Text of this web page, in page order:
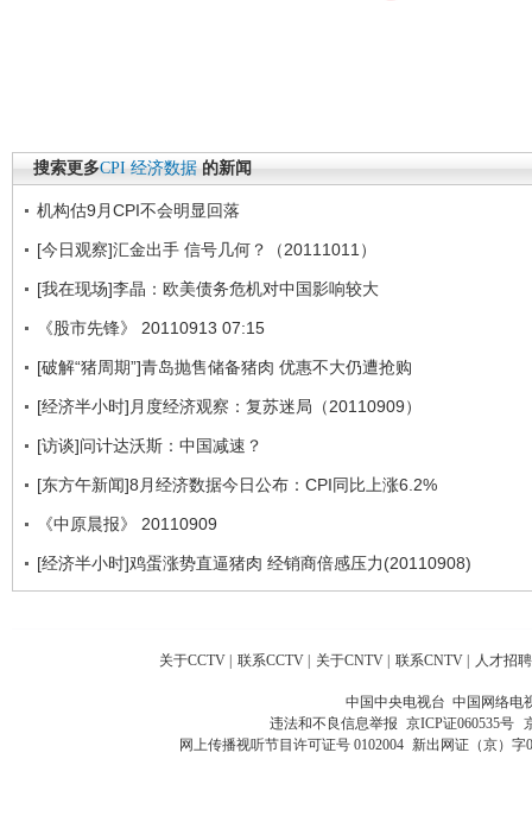
搜索更多CPI 经济数据 的新闻
机构估9月CPI不会明显回落
[今日观察]汇金出手 信号几何？（20111011）
[我在现场]李晶：欧美债务危机对中国影响较大
《股市先锋》 20110913 07:15
[破解“猪周期”]青岛抛售储备猪肉 优惠不大仍遭抢购
[经济半小时]月度经济观察：复苏迷局（20110909）
[访谈]问计达沃斯：中国减速？
[东方午新闻]8月经济数据今日公布：CPI同比上涨6.2%
《中原晨报》 20110909
[经济半小时]鸡蛋涨势直逼猪肉 经销商倍感压力(20110908)
关于CCTV | 联系CCTV | 关于CNTV | 联系CNTV | 人才招聘
中国中央电视台 中国网络电
违法和不良信息举报 京ICP证060535号
网上传播视听节目许可证号 0102004 新出网证（京）